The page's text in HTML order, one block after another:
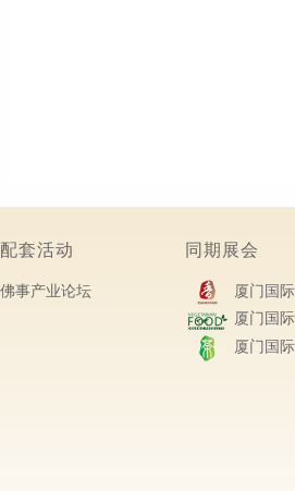
配套活动
佛事产业论坛
同期展会
厦门国
厦门国
厦门国